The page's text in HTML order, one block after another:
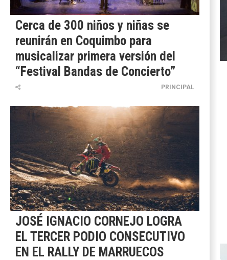
Cerca de 300 niños y niñas se
reunirán en Coquimbo para
musicalizar primera versión del
“Festival Bandas de Concierto”
PRINCIPAL
JOSÉ IGNACIO CORNEJO LOGRA
EL TERCER PODIO CONSECUTIVO
EN EL RALLY DE MARRUECOS